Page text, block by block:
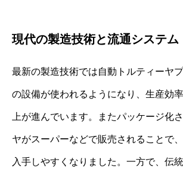
現代の製造技術と流通システム
最新の製造技術では自動トルティーヤ
の設備が使われるようになり、生産効
上が進んでいます。またパッケージ化
ヤがスーパーなどで販売されることで
入手しやすくなりました。一方で、伝